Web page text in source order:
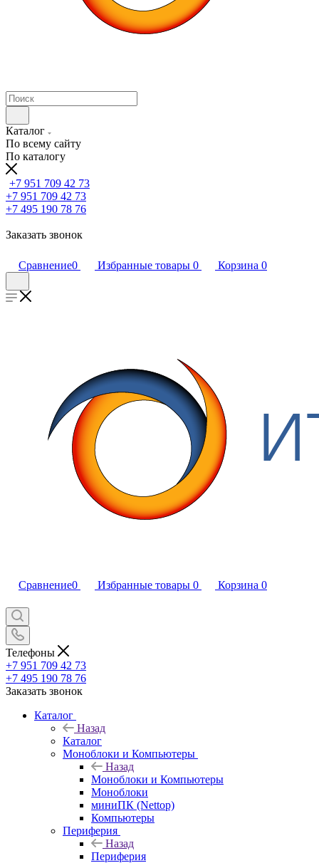
Каталог
По всему сайту
По каталогу
+7 951 709 42 73
+7 951 709 42 73
+7 495 190 78 76
Заказать звонок
Сравнение0 Избранные товары 0 Корзина 0
Сравнение0 Избранные товары 0 Корзина 0
Телефоны
+7 951 709 42 73
+7 495 190 78 76
Заказать звонок
Каталог
Назад
Каталог
Моноблоки и Компьютеры
Назад
Моноблоки и Компьютеры
Моноблоки
миниПК (Nettop)
Компьютеры
Периферия
Назад
Периферия